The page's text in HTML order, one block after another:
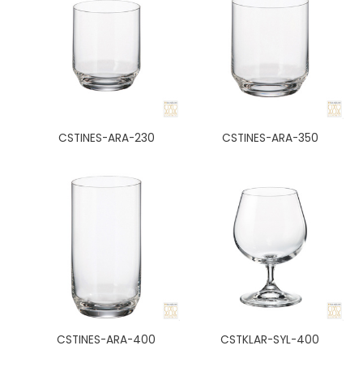
CSTINES-ARA-230 CSTINES-ARA-350
CSTINES-ARA-400 CSTKLAR-SYL-400